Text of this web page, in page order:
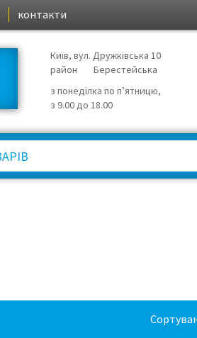
контакти
Київ, вул. Дружківська 10
район
Берестейська
з понеділка по п’ятницю,
з 9.00 до 18.00